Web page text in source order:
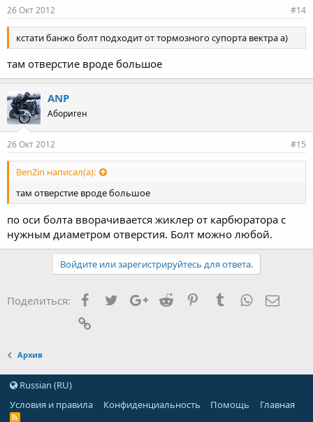
26 Окт 2012 #14
кстати банжо болт подходит от тормозного супорта вектра а)
там отверстие вроде большое
ANP
Абориген
26 Окт 2012 #15
BenZin написал(а):
там отверстие вроде большое
по оси болта вворачивается жиклер от карбюратора с
нужным диаметром отверстия. Болт можно любой.
Войдите или зарегистрируйтесь для ответа.
Поделиться: FacebookTwitterGoogle+
Reddit PinterestTumblrWhatsApp
Архив
Russian (RU)
Условия и правила
Конфиденциальность Помощь Главная